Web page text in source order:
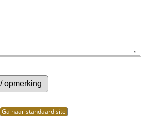
Ga naar standaard site